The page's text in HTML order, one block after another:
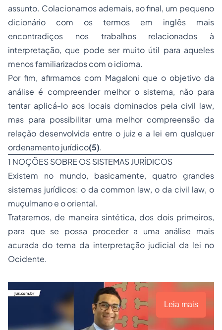
assunto. Colacionamos ademais, ao final, um pequeno
dicionário com os termos em inglês mais
encontradiços nos trabalhos relacionados à
interpretação, que pode ser muito útil para aqueles
menos familiarizados com o idioma.
Por fim, afirmamos com Magaloni que o objetivo da
análise é compreender melhor o sistema, não para
tentar aplicá-lo aos locais dominados pela civil law,
mas para possibilitar uma melhor compreensão da
relação desenvolvida entre o juiz e a lei em qualquer
ordenamento jurídico(5).
1 NOÇÕES SOBRE OS SISTEMAS JURÍDICOS
Existem no mundo, basicamente, quatro grandes
sistemas jurídicos: o da common law, o da civil law, o
muçulmano e o oriental.
Trataremos, de maneira sintética, dos dois primeiros,
para que se possa proceder a uma análise mais
acurada do tema da interpretação judicial da lei no
Ocidente.
Leia mais